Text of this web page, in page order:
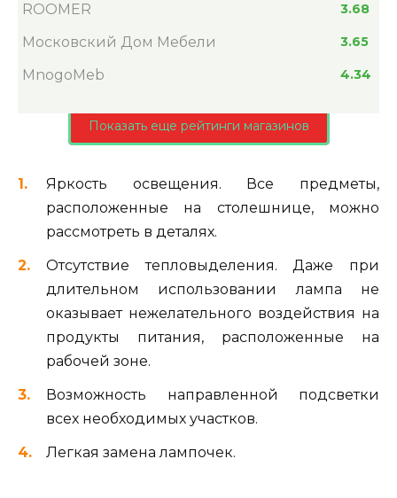
ROOMER 3.68
Московский Дом Мебели 3.65
MnogoMeb 4.34
Показать еще рейтинги магазинов
Яркость освещения. Все предметы,
расположенные на столешнице, можно
рассмотреть в деталях.
Отсутствие тепловыделения. Даже при
длительном использовании лампа не
оказывает нежелательного воздействия на
продукты питания, расположенные на
рабочей зоне.
Возможность направленной подсветки
всех необходимых участков.
Легкая замена лампочек.